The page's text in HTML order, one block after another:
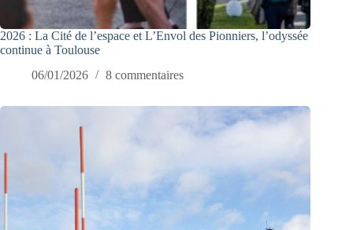
2026 : La Cité de l’espace et L’Envol des Pionniers, l’odyssée
continue à Toulouse
06/01/2026
8 commentaires